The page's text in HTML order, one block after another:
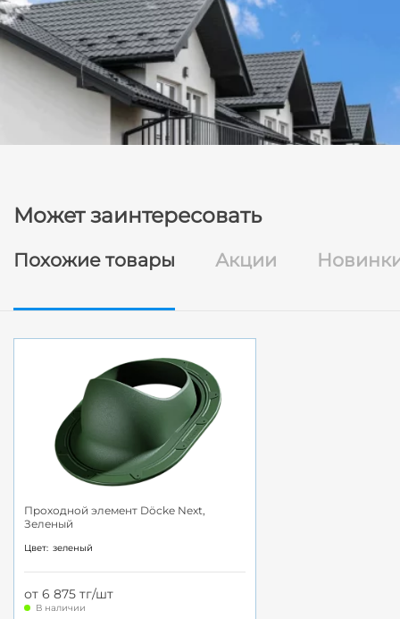
Может заинтересовать
Похожие товары Акции
Проходной элемент Döcke Next,
Зеленый
Цвет: зеленый
от 6 875 тг/шт
В наличии